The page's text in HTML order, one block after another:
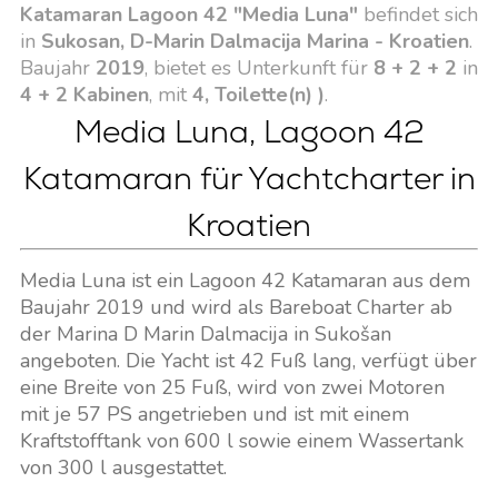
Katamaran Lagoon 42 "Media Luna" befindet sich
in Sukosan, D-Marin Dalmacija Marina - Kroatien.
Baujahr 2019, bietet es Unterkunft für 8 + 2 + 2 in
4 + 2 Kabinen, mit 4, Toilette(n) ).
Media Luna, Lagoon 42
Katamaran für Yachtcharter in
Kroatien
Media Luna ist ein Lagoon 42 Katamaran aus dem
Baujahr 2019 und wird als Bareboat Charter ab
der Marina D Marin Dalmacija in Sukošan
angeboten. Die Yacht ist 42 Fuß lang, verfügt über
eine Breite von 25 Fuß, wird von zwei Motoren
mit je 57 PS angetrieben und ist mit einem
Kraftstofftank von 600 l sowie einem Wassertank
von 300 l ausgestattet.